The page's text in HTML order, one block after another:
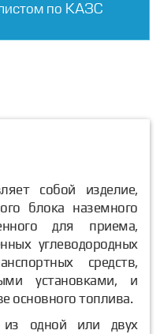
по КАЗС
собой изделие,
блока наземного
для приема,
углеводородных
средств,
установками, и
основного топлива.
из одной или двух